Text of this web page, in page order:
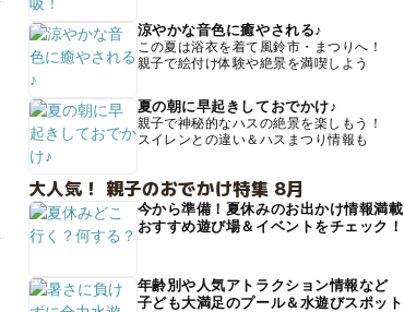
涼やかな音色に癒やされる♪
この夏は浴衣を着て風鈴市・まつりへ！
親子で絵付け体験や絶景を満喫しよう
夏の朝に早起きしておでかけ♪
親子で神秘的なハスの絶景を楽しもう！
スイレンとの違い＆ハスまつり情報も
大人気！ 親子のおでかけ特集 8月
今から準備！夏休みのお出かけ情報満載
おすすめ遊び場＆イベントをチェック！
年齢別や人気アトラクション情報など
子ども大満足のプール＆水遊びスポット